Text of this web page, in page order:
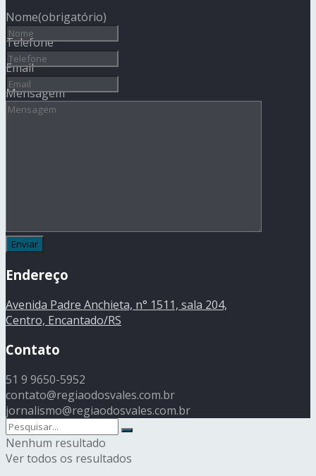
Nome(obrigatório)
Telefone
Email
Mensagem
Endereço
Avenida Padre Anchieta, n° 1511, sala 204,
Centro, Encantado/RS
Contato
51 9 9650-5952
contato@regiaodosvales.com.br
jornalismo@regiaodosvales.com.br
Nenhum resultado
Ver todos os resultados